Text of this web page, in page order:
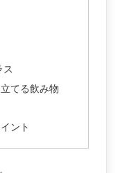
ス
てる飲み物
ント